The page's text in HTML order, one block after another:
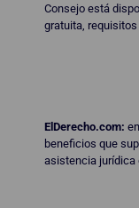
Consejo está
gratuita,
ElDerecho.com:
beneficios que
asistencia jurídica